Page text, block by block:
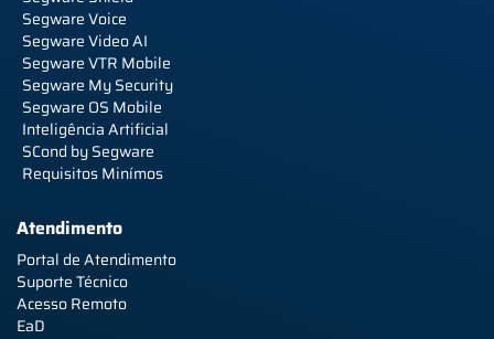
Segware Voice
Segware Video AI
Segware VTR Mobile
Segware My Security
Segware OS Mobile
Inteligência Artificial
SCond by Segware
Requisitos Minímos
Atendimento
Portal de Atendimento
Suporte Técnico
Acesso Remoto
EaD